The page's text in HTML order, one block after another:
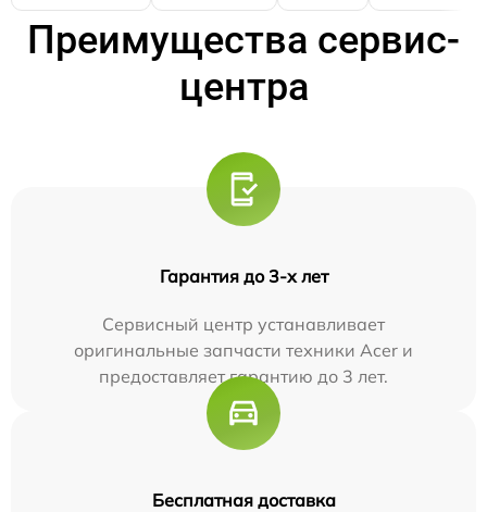
Преимущества сервис-
центра
Гарантия до 3-х лет
Сервисный центр устанавливает
оригинальные запчасти техники Acer и
предоставляет гарантию до 3 лет.
Бесплатная доставка